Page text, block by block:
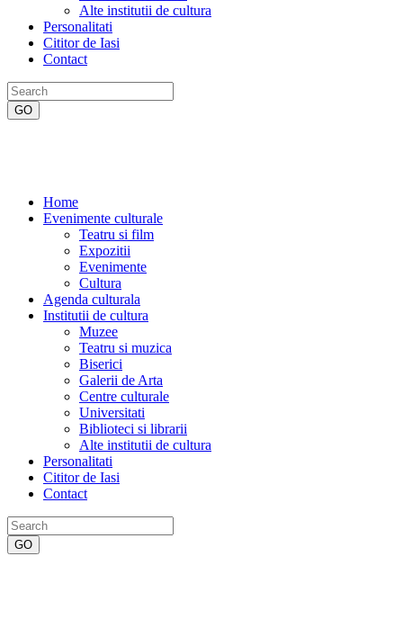
Alte institutii de cultura
Personalitati
Cititor de Iasi
Contact
Home
Evenimente culturale
Teatru si film
Expozitii
Evenimente
Cultura
Agenda culturala
Institutii de cultura
Muzee
Teatru si muzica
Biserici
Galerii de Arta
Centre culturale
Universitati
Biblioteci si librarii
Alte institutii de cultura
Personalitati
Cititor de Iasi
Contact